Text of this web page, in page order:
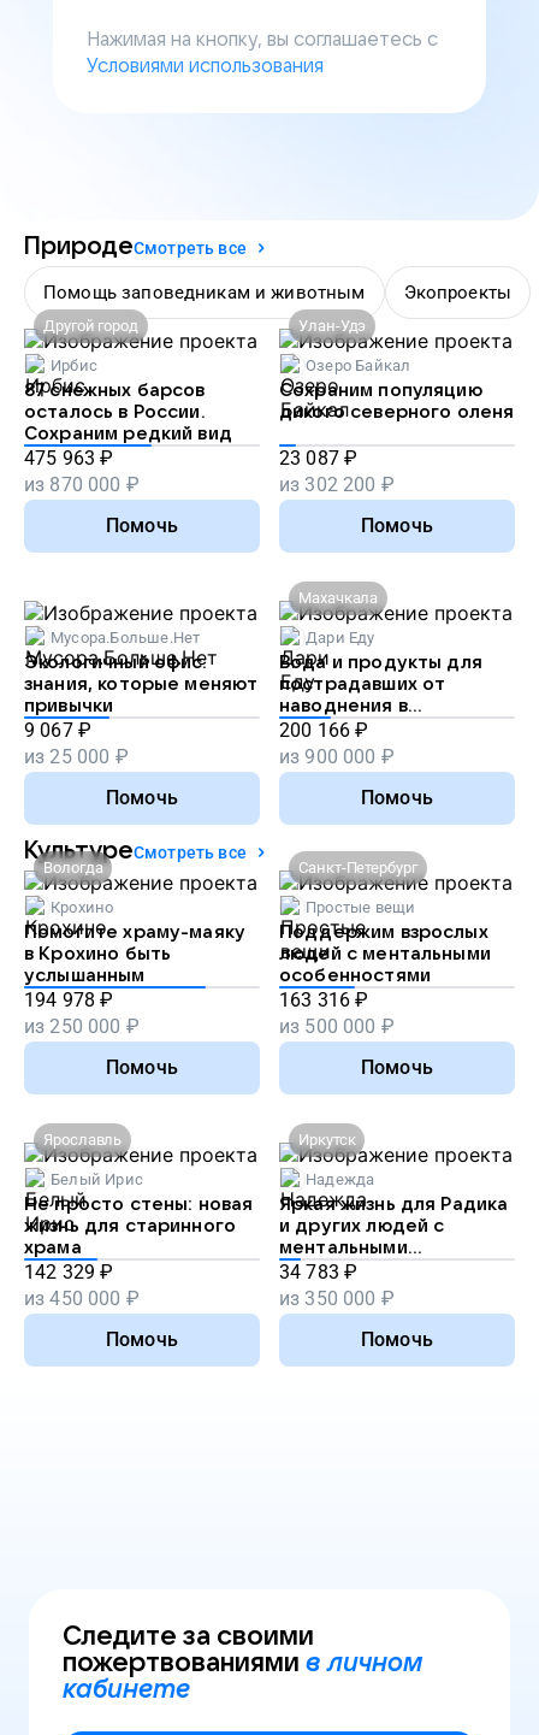
Нажимая на кнопку, вы соглашаетесь с
Условиями использования
ПриродеСмотреть все
Помощь заповедникам и животным Экопроекты
Другой город
Ирбис
87 снежных барсов
осталось в России.
Сохраним редкий вид
475 963 ₽
из 870 000 ₽
Помочь
Улан-Удэ
Озеро Байкал
Сохраним популяцию
дикого северного оленя
23 087 ₽
из 302 200 ₽
Помочь
Мусора.Больше.Нет
Экологичный офис:
знания, которые меняют
привычки
9 067 ₽
из25 000 ₽
Помочь
Махачкала
Дари Еду
Вода и продукты для
пострадавших от
наводнения в
Дагестане
200 166 ₽
из 900 000 ₽
Помочь
КультуреСмотреть все
Вологда
Крохино
Помогите храму-маяку
в Крохино быть
услышанным
194 978 ₽
из250 000 ₽
Помочь
Санкт-Петербург
Простые вещи
Поддержим взрослых
людей с ментальными
особенностями
163 316 ₽
из 500 000 ₽
Помочь
Ярославль
Белый Ирис
Не просто стены: новая
жизнь для старинного
храма
142 329 ₽
из450 000 ₽
Помочь
Иркутск
Надежда
Яркая жизнь для Радика
и других людей с
ментальными
особенностями
34 783 ₽
из 350 000 ₽
Помочь
Следите за своими
пожертвованиями в личном
кабинете